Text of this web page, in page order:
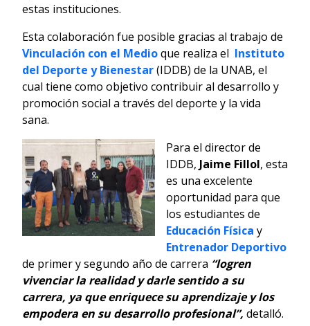
estas instituciones.
Esta colaboración fue posible gracias al trabajo de
Vinculación con el Medioque realiza el Instituto
del Deporte y Bienestar(IDDB) de la UNAB, el
cual tiene como objetivo contribuir al desarrollo y
promoción social a través del deporte y la vida
sana.
Para el director de
IDDB, Jaime Fillol, esta
es una excelente
oportunidad para que
los estudiantes de
Educación Física y
Entrenador Deportivo
de primer y segundo año de carrera “logren
vivenciar la realidad y darle sentido a su
carrera, ya que enriquece su aprendizaje y los
empodera en su desarrollo profesional”, detalló.